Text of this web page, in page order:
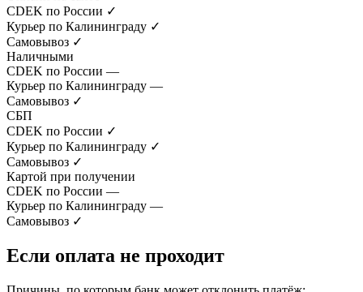
CDEK по России ✓
Курьер по Калининграду ✓
Самовывоз ✓
Наличными
CDEK по России —
Курьер по Калининграду —
Самовывоз ✓
СБП
CDEK по России ✓
Курьер по Калининграду ✓
Самовывоз ✓
Картой при получении
CDEK по России —
Курьер по Калининграду —
Самовывоз ✓
Если оплата не проходит